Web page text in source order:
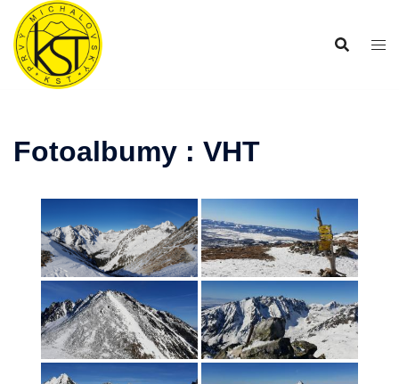
Preskočiť
obsah
Fotoalbumy : VHT